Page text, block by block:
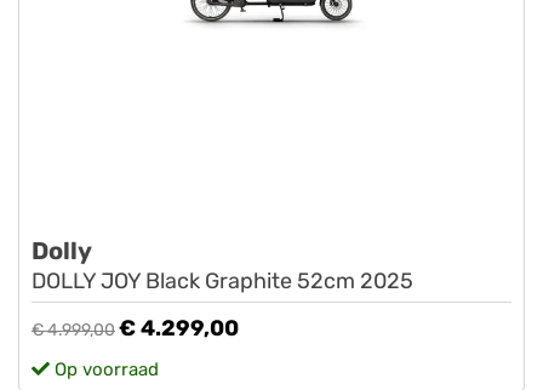
Dolly
DOLLY JOY Black Graphite 52cm 2025
€ 4.999,00€ 4.299,00
Op voorraad